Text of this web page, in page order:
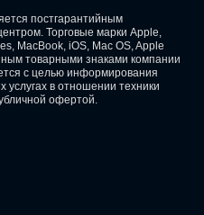
постгарантийным
Торговые марки Apple,
MacBook, iOS, Mac OS, Apple
товарными знаками компании
с целью информирования
в отношении техники
офертой.